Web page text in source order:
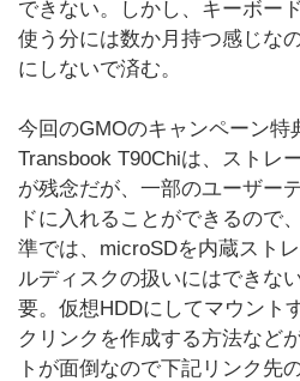
できない。しかし、キーボー
使う分には数か月持つ感じな
にしないで済む。
今回のGMOのキャンペーン特
Transbook T90Chiは、ストレ
が残念だが、一部のユーザー
ドに入れることができるので
準では、microSDを内蔵スト
ルディスクの扱いにはできな
要。仮想HDDにしてマウント
クリンクを作成する方法など
トが面倒なので下記リンク先